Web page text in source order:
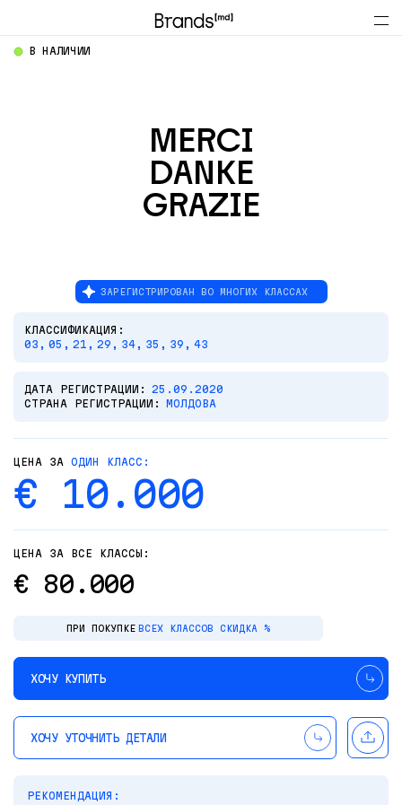
В НАЛИЧИИ
ЦЕНА ЗА ОДИН КЛАСС:
€ 10.000
ЦЕНА ЗА ВСЕ КЛАССЫ:
€ 80.000
ПРИ ПОКУПКЕ ВСЕХ КЛАССОВ СКИДКА %
ХОЧУ КУПИТЬ
ХОЧУ УТОЧНИТЬ ДЕТАЛИ
КЛАССИФИКАЦИЯ:
03, 05, 21, 29, 34, 35, 39, 43
ДАТА РЕГИСТРАЦИИ:
25.09.2020
СТРАНА РЕГИСТРАЦИИ:
МОЛДОВА
ЗАРЕГИСТРИРОВАН ВО МНОГИХ КЛАССАХ
MERCI
DANKE
GRAZIE
РЕКОМЕНДАЦИЯ: